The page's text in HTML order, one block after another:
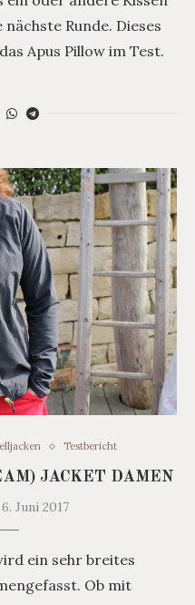
Runde. Dieses
Apus Pillow im Test.
Testbericht
JACKET DAMEN
6. Juni 2017
ein sehr breites
Ob mit